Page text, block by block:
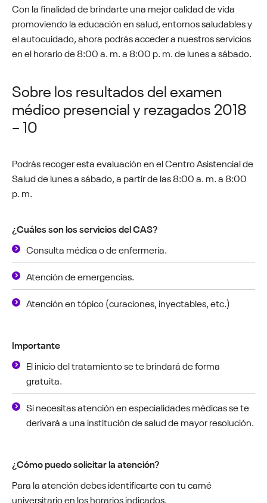
Con la finalidad de brindarte una mejor calidad de vida
promoviendo la educación en salud, entornos saludables y
el autocuidado, ahora podrás acceder a nuestros servicios
en el horario de 8:00 a. m. a 8:00 p. m. de lunes a sábado.
Sobre los resultados del examen
médico presencial y rezagados 2018
– 10
Podrás recoger esta evaluación en el Centro Asistencial de
Salud de lunes a sábado, a partir de las 8:00 a. m. a 8:00
p. m.
¿Cuáles son los servicios del CAS?
Consulta médica o de enfermería.
Atención de emergencias.
Atención en tópico (curaciones, inyectables, etc.)
Importante
El inicio del tratamiento se te brindará de forma
gratuita.
Si necesitas atención en especialidades médicas se te
derivará a una institución de salud de mayor resolución.
¿Cómo puedo solicitar la atención?
Para la atención debes identificarte con tu carné
universitario en los horarios indicados.